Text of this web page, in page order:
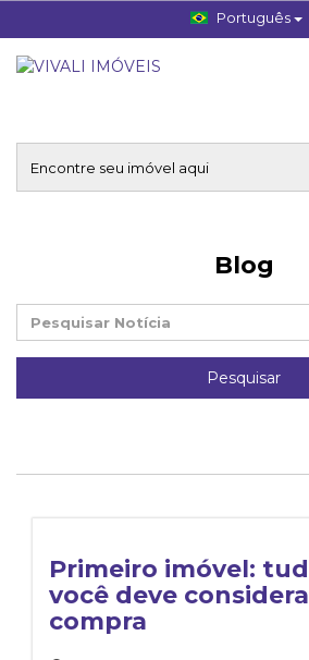
Português
Blog
Pesquisar
Primeiro imóvel:
você deve
compra